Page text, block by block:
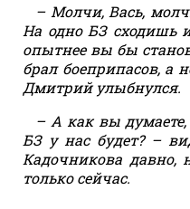
– Молчи, Вась,
На одно БЗ сходишь
опытнее вы бы
брал боеприпасов, а
Дмитрий улыбнулся.
– А как вы думаете,
БЗ у нас будет? –
Кадочникова давно,
только сейчас.